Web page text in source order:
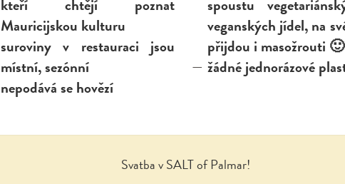
kteří chtějí poznat
Mauricijskou kulturu
suroviny v restauraci jsou
místní, sezónní
nepodává se hovězí
spoustu
veganských jídel, na
přijdou i masožrouti 🙂
žádné jednorázové
Svatba v SALT of Palmar!